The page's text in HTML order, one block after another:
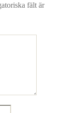
fält är